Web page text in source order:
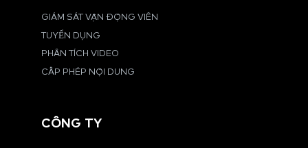
GIÁM SÁT VẬN ĐỘNG VIÊN
TUYỂN DỤNG
PHÂN TÍCH VIDEO
CẤP PHÉP NỘI DUNG
CÔNG TY